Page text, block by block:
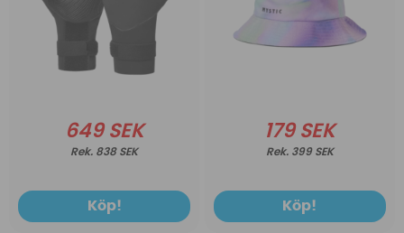
649 SEK
838 SEK
Köp!
179 SEK
399 SEK
Köp!